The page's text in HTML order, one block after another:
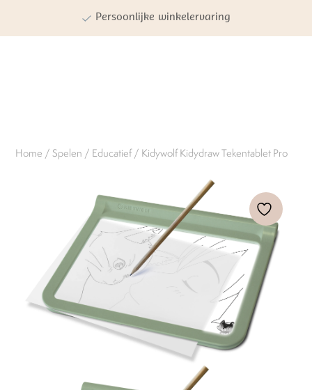
Home /Spelen / Educatief/ Kidywolf Kidydraw Tekentablet Pro